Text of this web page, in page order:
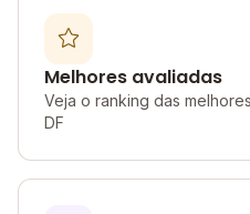
Melhores avaliadas
Veja o ranking das
DF